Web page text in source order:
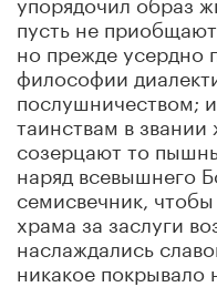
пусть не
но прежде усердно
философии
послушничеством;
таинствам в
созерцают то
наряд всевышнего
семисвечник,
храма за заслуги
наслаждались
никакое покрывало